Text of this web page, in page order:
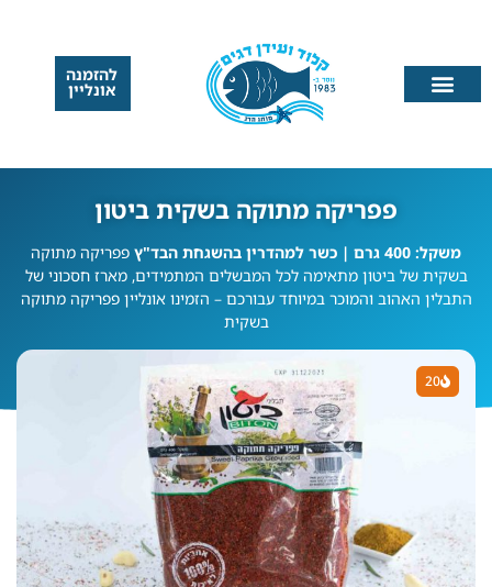
להזמנה
אונליין
פפריקה מתוקה בשקית ביטון
משקל: 400 גרם | כשר למהדרין בהשגחת הבד"ץ
פפריקה מתוקה
בשקית של ביטון מתאימה לכל המבשלים המתמידים, מארז חסכוני של
התבלין האהוב והמוכר במיוחד עבורכם – הזמינו אונליין פפריקה מתוקה
בשקית
20